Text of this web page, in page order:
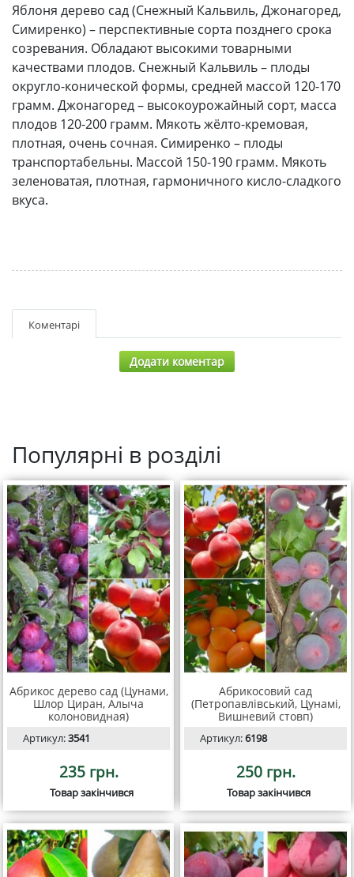
Яблоня дерево сад (Снежный Кальвиль, Джонагоред,
Симиренко) – перспективные сорта позднего срока
созревания. Обладают высокими товарными
качествами плодов. Снежный Кальвиль – плоды
округло-конической формы, средней массой 120-170
грамм. Джонагоред – высокоурожайный сорт, масса
плодов 120-200 грамм. Мякоть жёлто-кремовая,
плотная, очень сочная. Симиренко – плоды
транспортабельны. Массой 150-190 грамм. Мякоть
зеленоватая, плотная, гармоничного кисло-сладкого
вкуса.
Коментарі
Додати коментар
Популярні в розділі
Абрикос дерево сад (Цунами,
Шлор Циран, Алыча
колоновидная)
Артикул:3541
235 грн.
Товар закінчився
Абрикосовий сад
(Петропавлівський, Цунамі,
Вишневий стовп)
Артикул:6198
250 грн.
Товар закінчився